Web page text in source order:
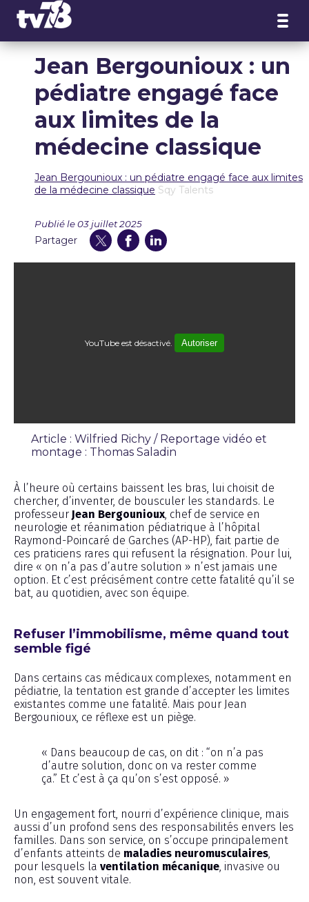
Jean Bergounioux : un
pédiatre engagé face
aux limites de la
médecine classique
Jean Bergounioux : un pédiatre engagé face aux limites
de la médecine classique Sqy Talents
Publié le 03 juillet 2025
Partager
YouTube est désactivé. Autoriser
Article : Wilfried Richy / Reportage vidéo et
montage : Thomas Saladin
À l’heure où certains baissent les bras, lui choisit de
chercher, d’inventer, de bousculer les standards. Le
professeur Jean Bergounioux , chef de service en
neurologie et réanimation pédiatrique à l’hôpital
Raymond-Poincaré de Garches (AP-HP), fait partie de
ces praticiens rares qui refusent la résignation. Pour lui,
dire « on n’a pas d’autre solution » n’est jamais une
option. Et c’est précisément contre cette fatalité qu’il se
bat, au quotidien, avec son équipe.
Refuser l’immobilisme, même quand tout
semble figé
Dans certains cas médicaux complexes, notamment en
pédiatrie, la tentation est grande d’accepter les limites
existantes comme une fatalité. Mais pour Jean
Bergounioux, ce réflexe est un piège.
« Dans beaucoup de cas, on dit : “on n’a pas
d’autre solution, donc on va rester comme
ça.” Et c’est à ça qu’on s’est opposé. »
Un engagement fort, nourri d’expérience clinique, mais
aussi d’un profond sens des responsabilités envers les
familles. Dans son service, on s’occupe principalement
d’enfants atteints de maladies neuromusculaires
pour lesquels la ventilation mécanique , invasive ou
non, est souvent vitale.
Panneau de gestion des cookies